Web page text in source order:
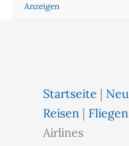
Anzeigen
Startseite | Neu
Reisen | Fliegen
Airlines